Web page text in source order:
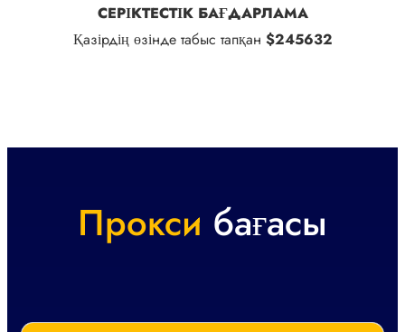
СЕРІКТЕСТІК БАҒДАРЛАМА
Қазірдің өзінде табыс тапқан $245632
Прокси бағасы